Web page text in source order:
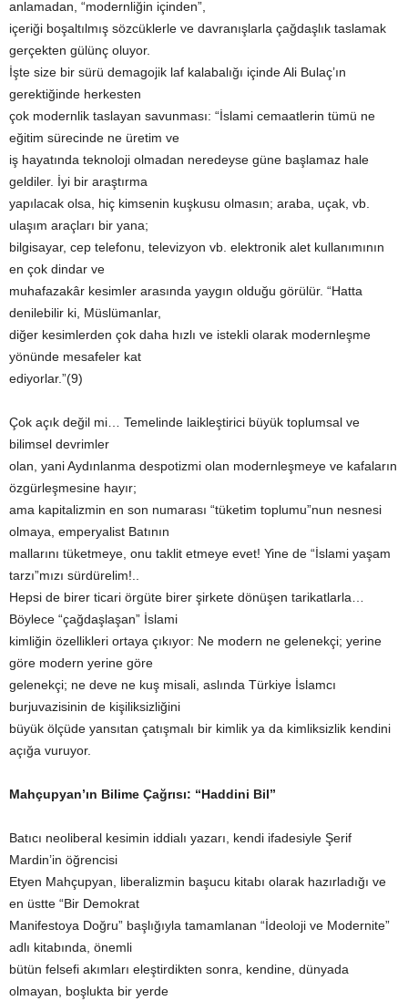
anlamadan, “modernliğin içinden”,
içeriği boşaltılmış sözcüklerle ve davranışlarla çağdaşlık taslamak
gerçekten gülünç oluyor.
İşte size bir sürü demagojik laf kalabalığı içinde Ali Bulaç’ın
gerektiğinde herkesten
çok modernlik taslayan savunması: “İslami cemaatlerin tümü ne
eğitim sürecinde ne üretim ve
iş hayatında teknoloji olmadan neredeyse güne başlamaz hale
geldiler. İyi bir araştırma
yapılacak olsa, hiç kimsenin kuşkusu olmasın; araba, uçak, vb.
ulaşım araçları bir yana;
bilgisayar, cep telefonu, televizyon vb. elektronik alet kullanımının
en çok dindar ve
muhafazakâr kesimler arasında yaygın olduğu görülür. “Hatta
denilebilir ki, Müslümanlar,
diğer kesimlerden çok daha hızlı ve istekli olarak modernleşme
yönünde mesafeler kat
ediyorlar.”(9)
Çok açık değil mi… Temelinde laikleştirici büyük toplumsal ve
bilimsel devrimler
olan, yani Aydınlanma despotizmi olan modernleşmeye ve kafaların
özgürleşmesine hayır;
ama kapitalizmin en son numarası “tüketim toplumu”nun nesnesi
olmaya, emperyalist Batının
mallarını tüketmeye, onu taklit etmeye evet! Yine de “İslami yaşam
tarzı”mızı sürdürelim!..
Hepsi de birer ticari örgüte birer şirkete dönüşen tarikatlarla…
Böylece “çağdaşlaşan” İslami
kimliğin özellikleri ortaya çıkıyor: Ne modern ne gelenekçi; yerine
göre modern yerine göre
gelenekçi; ne deve ne kuş misali, aslında Türkiye İslamcı
burjuvazisinin de kişiliksizliğini
büyük ölçüde yansıtan çatışmalı bir kimlik ya da kimliksizlik kendini
açığa vuruyor.
Mahçupyan’ın Bilime Çağrısı: “Haddini Bil”
Batıcı neoliberal kesimin iddialı yazarı, kendi ifadesiyle Şerif
Mardin’in öğrencisi
Etyen Mahçupyan, liberalizmin başucu kitabı olarak hazırladığı ve
en üstte “Bir Demokrat
Manifestoya Doğru” başlığıyla tamamlanan “İdeoloji ve Modernite”
adlı kitabında, önemli
bütün felsefi akımları eleştirdikten sonra, kendine, dünyada
olmayan, boşlukta bir yerde